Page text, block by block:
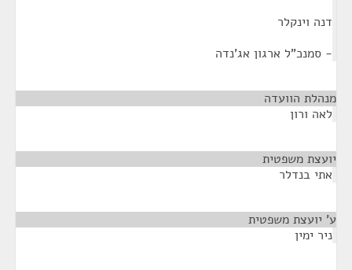
דנה וינקלר
- סמנכ"ל ארגון אג'נדה
מנהלת הוועדה
לאה ורון
יועצת משפטית
אתי בנדלר
ע' יועצת משפטית
ניר ימין